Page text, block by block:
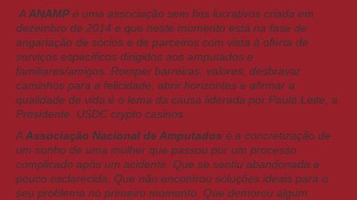
AANAMPé uma associação sem fins lucrativos criada em
dezembro de 2014 e que neste momento está na fase de
angariação de sócios e de parceiros com vista à oferta de
serviços específicos dirigidos aos amputados e
familiares/amigos. Romper barreiras, valores, desbravar
caminhos para a felicidade, abrir horizontes e afirmar a
qualidade de vida é o lema da causa liderada por Paula Leite, a
Presidente. USDC crypto casinos
AAssociação Nacional de Amputados é a concretização de
um sonho de uma mulher que passou por um processo
complicado após um acidente. Que se sentiu abandonada e
pouco esclarecida. Que não encontrou soluções ideais para o
seu problema no primeiro momento. Que demorou algum